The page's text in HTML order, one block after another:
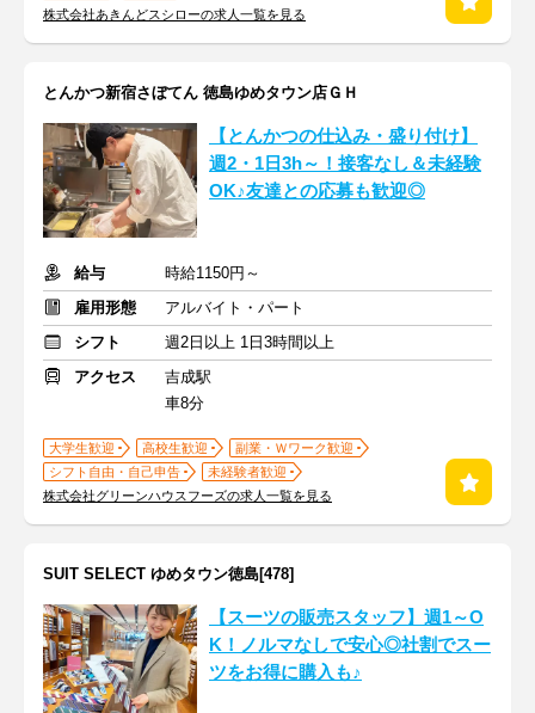
株式会社あきんどスシローの求人一覧を見る
とんかつ新宿さぼてん 徳島ゆめタウン店ＧＨ
【とんかつの仕込み・盛り付け】
週2・1日3h～！接客なし＆未経験
OK♪友達との応募も歓迎◎
給与
時給1150円～
雇用形態
アルバイト・パート
シフト
週2日以上 1日3時間以上
アクセス
吉成駅
車8分
大学生歓迎 高校生歓迎
副業・Ｗワーク歓迎
シフト自由・自己申告
未経験者歓迎
株式会社グリーンハウスフーズの求人一覧を見る
SUIT SELECT ゆめタウン徳島[478]
【スーツの販売スタッフ】週1～O
K！ノルマなしで安心◎社割でスー
ツをお得に購入も♪